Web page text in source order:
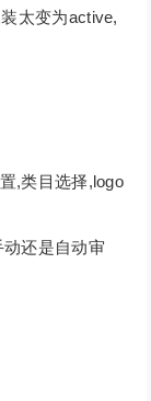
太变为active,
,类目选择,logo
还是自动审